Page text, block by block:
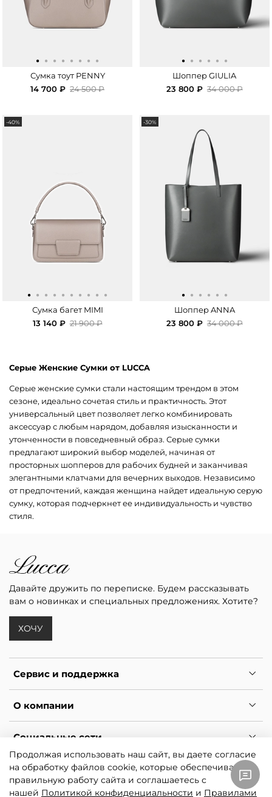
········
Сумка тоут PENNY
14 700 ₽ 24 500 ₽
······
Шоппер GIULIA
23 800 ₽ 34 000 ₽
-40%
··········
Сумка багет MIMI
13 140 ₽ 21 900 ₽
-30%
······
Шоппер ANNA
23 800 ₽ 34 000 ₽
Серые Женские Сумки от LUCCA
Серые женские сумки стали настоящим трендом в этом
сезоне, идеально сочетая стиль и практичность. Этот
универсальный цвет позволяет легко комбинировать
аксессуар с любым нарядом, добавляя изысканности и
утонченности в повседневный образ. Серые сумки
предлагают широкий выбор моделей, начиная от
просторных шопперов для рабочих будней и заканчивая
элегантными клатчами для вечерних выходов. Независимо
от предпочтений, каждая женщина найдет идеальную серую
сумку, которая подчеркнет ее индивидуальность и чувство
стиля.
Сервис и поддержка
О компании
Социальные сети
Давайте дружить по переписке. Будем рассказывать
вам о новинках и специальных предложениях. Хотите?
ХОЧУ
*Ресурс принадлежит Meta, признанной экстремистской и
запрещённой в РФ.
Продолжая использовать наш сайт, вы даете согласие
на обработку файлов cookie, которые обеспечивают
правильную работу сайта и соглашаетесь с
нашей Политикой конфиденциальности и Правилами